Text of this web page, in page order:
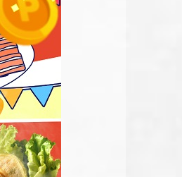
餐廳
中央韓鍋酒舍
稻鎮經典台灣菜
横浜焼き鳥·達磨
千日前店 中央韓
鍋酒舍